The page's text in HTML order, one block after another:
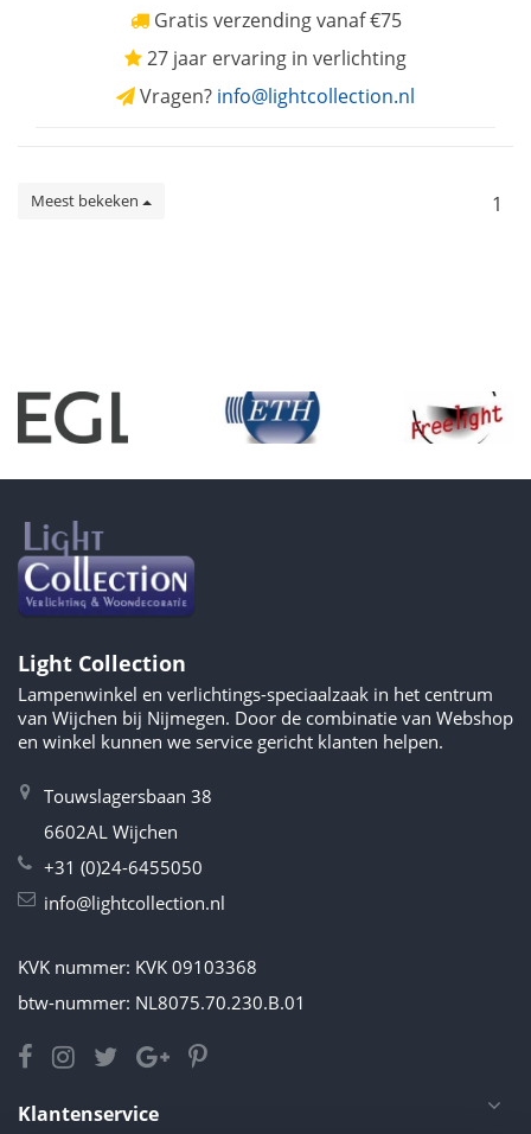
Gratis verzending vanaf €75
27 jaar ervaring in verlichting
Vragen? info@lightcollection.nl
Meest bekeken 1
Light Collection
Lampenwinkel en verlichtings-speciaalzaak in het centrum
van Wijchen bij Nijmegen. Door de combinatie van Webshop
en winkel kunnen we service gericht klanten helpen.
Touwslagersbaan 38
6602AL Wijchen
+31 (0)24-6455050
info@lightcollection.nl
KVK nummer: KVK 09103368
btw-nummer: NL8075.70.230.B.01
Klantenservice